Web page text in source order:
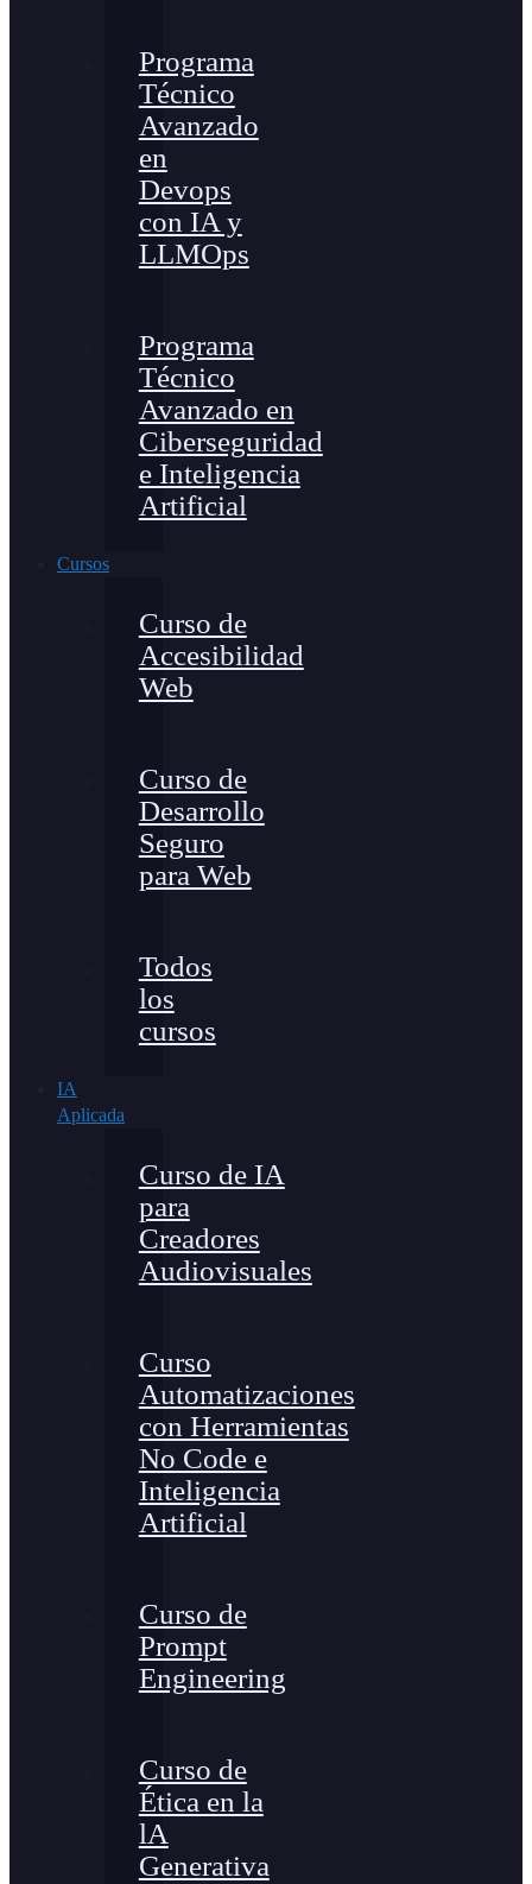
Programa
Técnico
Avanzado
en
Devops
con IA y
LLMOps
Programa
Técnico
Avanzado en
Ciberseguridad
e Inteligencia
Artificial
Cursos
Curso de
Accesibilidad
Web
Curso de
Desarrollo
Seguro
para Web
Todos
los
cursos
IA
Aplicada
Curso de IA
para
Creadores
Audiovisuales
Curso
Automatizaciones
con Herramientas
No Code e
Inteligencia
Artificial
Curso de
Prompt
Engineering
Curso de
Ética en la
lA
Generativa